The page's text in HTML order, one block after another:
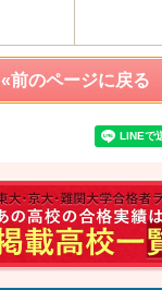
«前のページに戻る